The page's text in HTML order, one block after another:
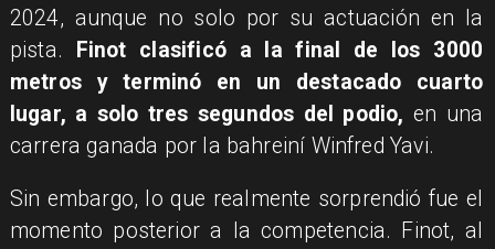
2024, aunque no solo por su actuación en la
pista.
Finot clasificó a la final de los 3000
metros y terminó en un destacado cuarto
lugar, a solo tres segundos del podio, en una
carrera ganada por la bahreiní Winfred Yavi.
Sin embargo, lo que realmente sorprendió fue el
momento posterior a la competencia. Finot, al